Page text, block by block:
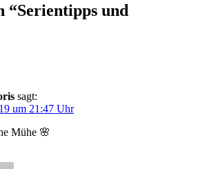
“Serientipps und
sagt:
um 21:47 Uhr
Mühe 🌸